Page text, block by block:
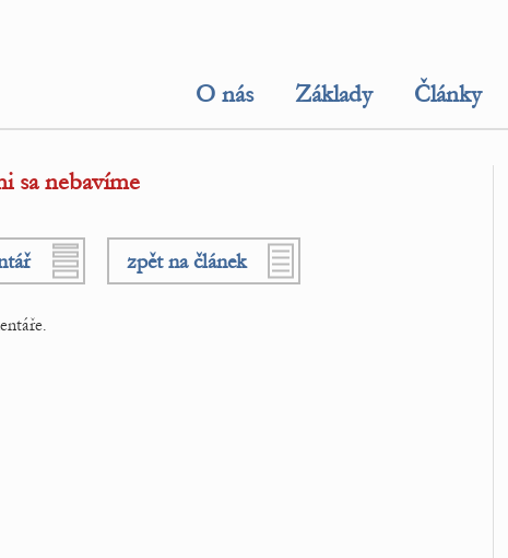
O nás Základy Články
sa nebavíme
zpět na článek